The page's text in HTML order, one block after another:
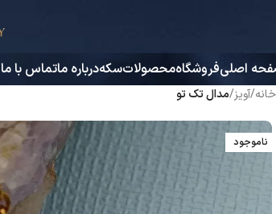
اصلیفروشگاهمحصولاتسکهدرباره ماتماس با ما
خانه/آویز/مدال تک تو
ناموجود